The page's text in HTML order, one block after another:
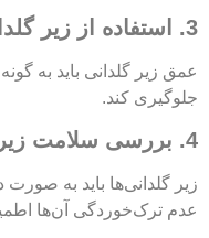
3. استفاده از زیر گلدانی با عمق مناسب
عمق زیر گلدانی باید به
جلوگیری کند.
4. بررسی سلامت زیر گلدانی
زیر گلدانی‌ها باید به
عدم ترک‌خوردگی آن‌ها